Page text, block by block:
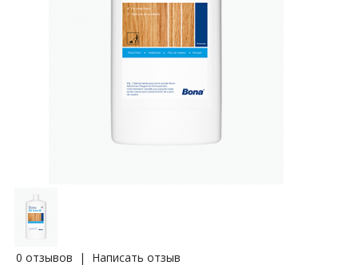
0 отзывов | Написать отзыв